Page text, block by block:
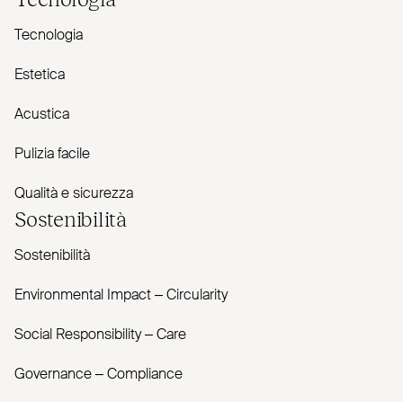
Tecnologia
Estetica
Acustica
Pulizia facile
Qualità e sicurezza
Sostenibilità
Sostenibilità
Envi­ronmental Impact – Cir­cularity
Social Responsibility – Care
Governance – Com­pliance